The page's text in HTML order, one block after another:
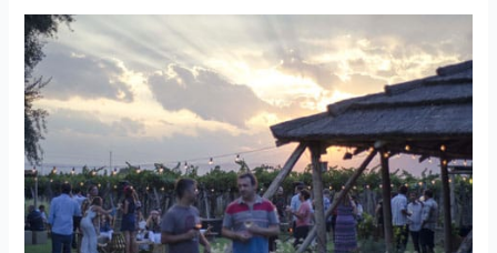
Bodega
Kaiken
celebra
una
nueva
edición
de
su
Kaiken